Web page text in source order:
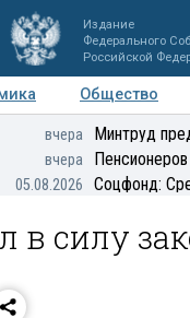
Издание
Федерального
Российской
Общество
Мнения
вчера Минтруд
вчера
05.08.2026 Соцфонд:
в силу